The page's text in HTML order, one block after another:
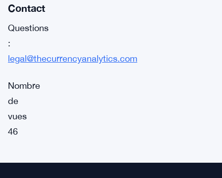
Contact
Questions
:
legal@thecurrencyanalytics.com
Nombre
de
vues
46